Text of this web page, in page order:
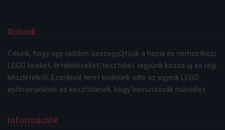
Rólunk
Célunk, hogy egy oldalon összegyűjtsük a hazai és nemzetközi
LEGO híreket, értékeléseket/teszteket tegyünk közzé új és régi
készletekről. Ezenkívül teret kívánunk adni az egyedi LEGO
építményeknek és készítőiknek, hogy bemutassák műveiket.
Információk